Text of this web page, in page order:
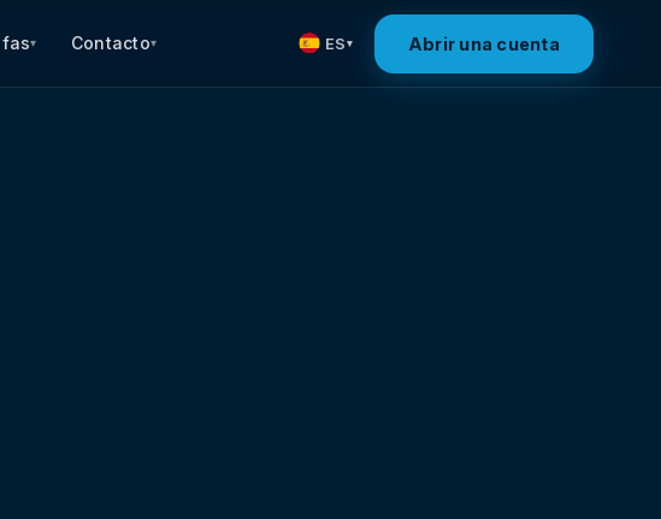
▾ Contacto▾ ES▾ Abrir una cuenta